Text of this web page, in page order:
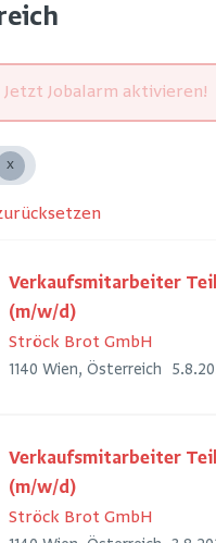
Jetzt Jobalarm aktivieren!
Verkaufsmitarbeiter
(m/w/d)
Ströck Brot GmbH
1140 Wien, Österreich
Verkaufsmitarbeiter
(m/w/d)
Ströck Brot GmbH